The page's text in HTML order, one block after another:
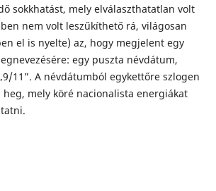
sokkhatást, mely elválaszthatatlan volt
nem volt leszűkíthető rá, világosan
el is nyelte) az, hogy megjelent egy
egy puszta névdátum,
11”. A névdátumból egykettőre szlogen
heg, mely köré nacionalista energiákat